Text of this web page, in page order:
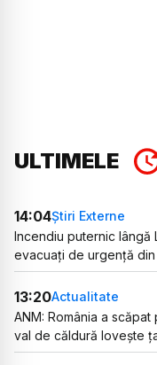
ULTIMELE
14:04Știri Externe
Incendiu puternic lângă
evacuați de urgență
13:20Actualitate
ANM: România a
val de căldură lovește